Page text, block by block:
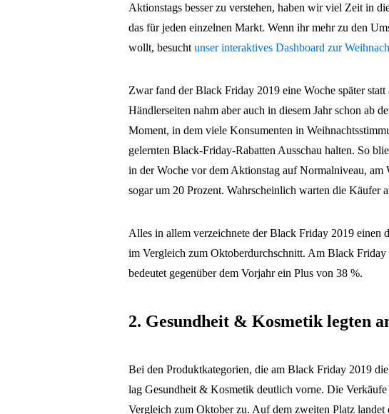
Aktionstags besser zu verstehen, haben wir viel Zeit in
das für jeden einzelnen Markt. Wenn ihr mehr zu den
wollt, besuchtunser interaktives Dashboard zur
Zwar fand der Black Friday 2019 eine Woche später
Händlerseiten nahm aber auch in diesem Jahr schon ab
Moment, in dem viele Konsumenten in
gelernten Black-Friday-Rabatten Ausschau halten. So
in der Woche vor dem Aktionstag auf Normalniveau,
sogar um 20 Prozent. Wahrscheinlich warten die Käufer
Alles in allem verzeichnete der Black Friday 2019 einen
im Vergleich zum Oktoberdurchschnitt. Am Black Friday
bedeutet gegenüber dem Vorjahr ein Plus von 38 %.
2. Gesundheit & Kosmetik legten
Bei den Produktkategorien, die am Black Friday 2019
lag Gesundheit & Kosmetik deutlich vorne. Die
Vergleich zum Oktober zu. Auf dem zweiten Platz